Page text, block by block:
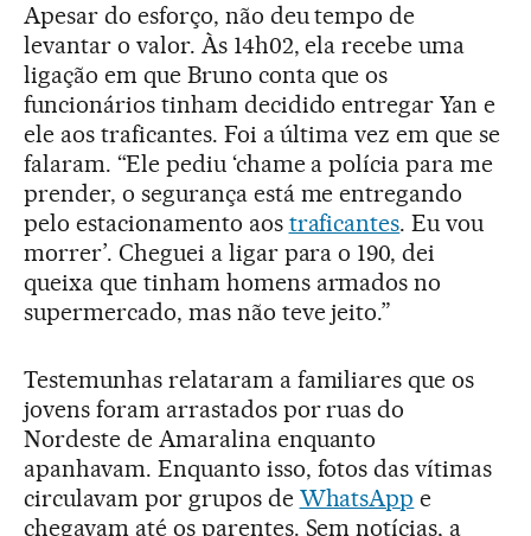
Apesar do esforço, não deu tempo de
levantar o valor. Às 14h02, ela recebe uma
ligação em que Bruno conta que os
funcionários tinham decidido entregar Yan e
ele aos traficantes. Foi a última vez em que se
falaram. “Ele pediu ‘chame a polícia para me
prender, o segurança está me entregando
pelo estacionamento aos traficantes. Eu vou
morrer’. Cheguei a ligar para o 190, dei
queixa que tinham homens armados no
supermercado, mas não teve jeito.”
Testemunhas relataram a familiares que os
jovens foram arrastados por ruas do
Nordeste de Amaralina enquanto
apanhavam. Enquanto isso, fotos das vítimas
circulavam por grupos de WhatsApp e
chegavam até os parentes. Sem notícias, a